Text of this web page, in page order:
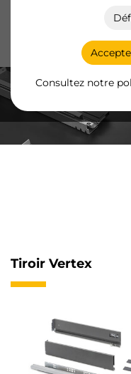
Consultez notre
cuisine, la salle de
Tiroir Vertex